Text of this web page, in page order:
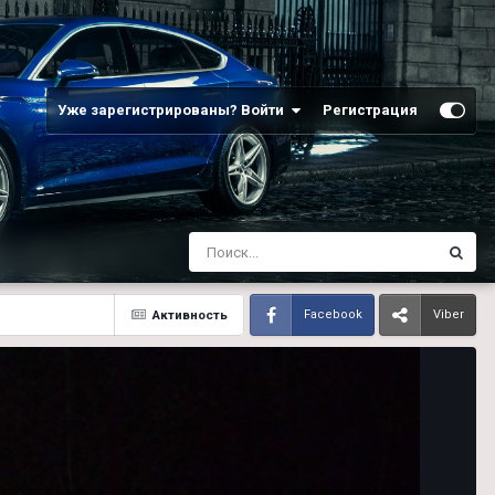
Уже зарегистрированы? Войти Регистрация
Активность Facebook Viber